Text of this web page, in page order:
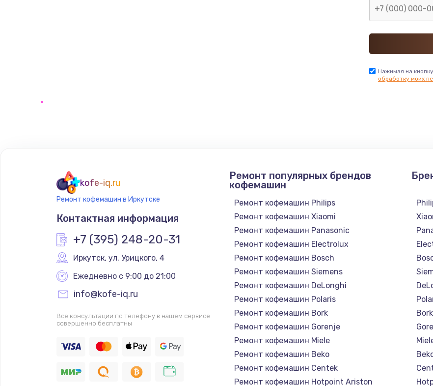
Нажимая на
обработку моих
kofe-iq.ru
Ремонт кофемашин в Иркутске
Контактная информация
+7 (395) 248-20-31
Иркутск, ул. Урицкого, 4
Ежедневно с 9:00 до 21:00
info@kofe-iq.ru
Все консультации по телефону в нашем сервисе
совершенно бесплатны
Ремонт популярных брендов
кофемашин
Ремонт кофемашин Philips
Ремонт кофемашин Xiaomi
Ремонт кофемашин Panasonic
Ремонт кофемашин Electrolux
Ремонт кофемашин Bosch
Ремонт кофемашин Siemens
Ремонт кофемашин DeLonghi
Ремонт кофемашин Polaris
Ремонт кофемашин Bork
Ремонт кофемашин Gorenje
Ремонт кофемашин Miele
Ремонт кофемашин Beko
Ремонт кофемашин Centek
Ремонт кофемашин Hotpoint Ariston
Bork